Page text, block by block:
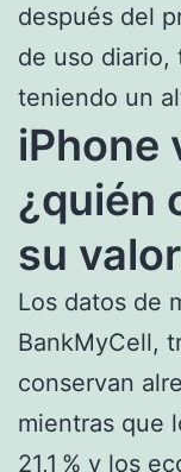
después del
de uso diario,
teniendo un
iPhone
¿quién
su
Los datos de
BankMyCell,
conservan
mientras que
21,1 % y los